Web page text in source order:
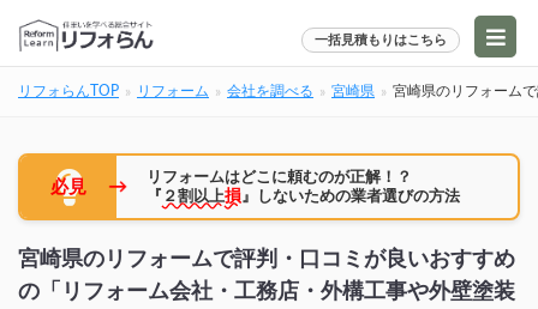
一括見積もりはこちら
リフォらんTOP リフォーム 会社を調べる 宮崎県 宮崎県のリフォーム
必見 →
リフォームはどこに頼むのが正解！？
『 ２割以上損』しないための業者選びの方法
宮崎県のリフォームで評判・口コミが良いおすすめ
の「リフォーム会社・工務店・外構工事や外壁塗装